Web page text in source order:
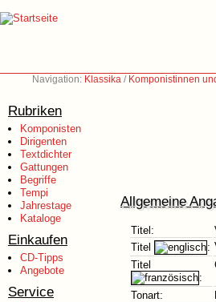
Navigation: Klassika / Komponistinnen
Rubriken
Komponisten
Dirigenten
Textdichter
Gattungen
Begriffe
Tempi
Jahrestage
Kataloge
Einkaufen
CD-Tipps
Angebote
Service
Allgemeine
Titel:
Titel
:
Titel
:
Tonart: